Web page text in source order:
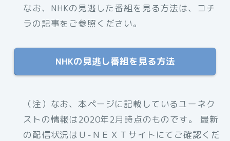
なお、NHKの見逃した番組を見る方法は、コチ
ラの記事をご参照ください。
NHKの見逃し番組を見る方法
（注）なお、本ページに記載しているユーネク
ストの情報は2020年2月時点のものです。 最新
の配信状況はＵ-ＮＥＸＴサイトにてご確認くだ